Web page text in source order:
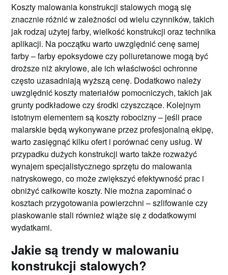
Koszty malowania konstrukcji stalowych mogą się
znacznie różnić w zależności od wielu czynników, takich
jak rodzaj użytej farby, wielkość konstrukcji oraz technika
aplikacji. Na początku warto uwzględnić cenę samej
farby – farby epoksydowe czy poliuretanowe mogą być
droższe niż akrylowe, ale ich właściwości ochronne
często uzasadniają wyższą cenę. Dodatkowo należy
uwzględnić koszty materiałów pomocniczych, takich jak
grunty podkładowe czy środki czyszczące. Kolejnym
istotnym elementem są koszty robocizny – jeśli prace
malarskie będą wykonywane przez profesjonalną ekipę,
warto zasięgnąć kilku ofert i porównać ceny usług. W
przypadku dużych konstrukcji warto także rozważyć
wynajem specjalistycznego sprzętu do malowania
natryskowego, co może zwiększyć efektywność prac i
obniżyć całkowite koszty. Nie można zapominać o
kosztach przygotowania powierzchni – szlifowanie czy
piaskowanie stali również wiąże się z dodatkowymi
wydatkami.
Jakie są trendy w malowaniu
konstrukcji stalowych?